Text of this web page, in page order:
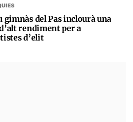
gimnàs del Pas inclourà una
rendiment per a
d’elit